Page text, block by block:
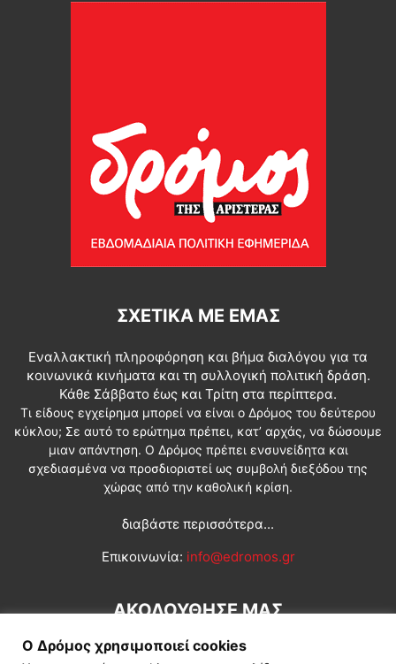
ΣΧΕΤΙΚΆ ΜΕ ΕΜΆΣ
Εναλλακτική πληροφόρηση και βήμα διαλόγου για τα
κοινωνικά κινήματα και τη συλλογική πολιτική δράση.
Κάθε Σάββατο έως και Τρίτη στα περίπτερα.
Τι είδους εγχείρημα μπορεί να είναι ο Δρόμος του δεύτερου
κύκλου; Σε αυτό το ερώτημα πρέπει, κατ’ αρχάς, να δώσουμε
μιαν απάντηση. Ο Δρόμος πρέπει ενσυνείδητα και
σχεδιασμένα να προσδιοριστεί ως συμβολή διεξόδου της
χώρας από την καθολική κρίση.
διαβάστε περισσότερα...
Επικοινωνία: info@edromos.gr
ΑΚΟΛΟΥΘΗΣΕ ΜΑΣ
Ο Δρόμος χρησιμοποιεί cookies